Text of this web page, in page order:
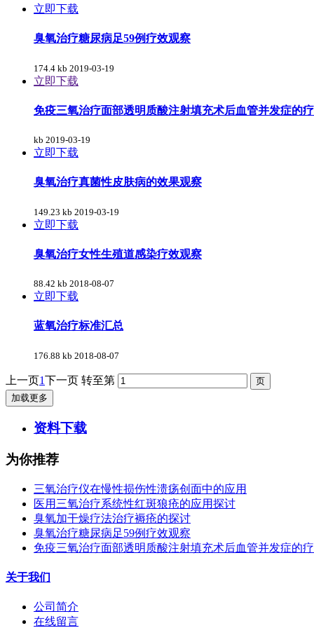
立即下载
臭氧治疗糖尿病足59例疗效观察
174.4 kb 2019-03-19
立即下载
免疫三氧治疗面部透明质酸注射填充术后血管并发症的
kb 2019-03-19
立即下载
臭氧治疗真菌性皮肤病的效果观察
149.23 kb 2019-03-19
立即下载
臭氧治疗女性生殖道感染疗效观察
88.42 kb 2018-08-07
立即下载
蓝氧治疗标准汇总
176.88 kb 2018-08-07
上一页1下一页 转至第
加载更多
资料下载
为你推荐
三氧治疗仪在慢性损伤性溃疡创面中的应用
医用三氧治疗系统性红斑狼疮的应用探讨
臭氧加干燥疗法治疗褥疮的探讨
臭氧治疗糖尿病足59例疗效观察
免疫三氧治疗面部透明质酸注射填充术后血管并发症的
关于我们
公司简介
在线留言